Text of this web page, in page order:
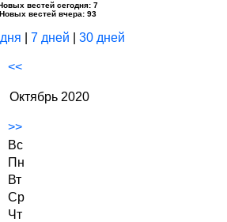
вестей сегодня: 7
Новых вестей вчера: 93
7 дней 30 дней
<<
Октябрь 2020
>>
Вс
Пн
Вт
Ср
Чт